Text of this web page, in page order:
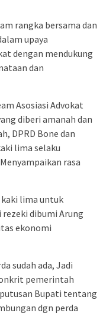
rangka bersama dan
upaya
dengan mendukung
dan
Asosiasi Advokat
diberi amanah dan
DPRD Bone dan
lima selaku
rasa
lima untuk
dibumi Arung
ekonomi
sudah ada, Jadi
pemerintah
Bupati tentang
dgn perda